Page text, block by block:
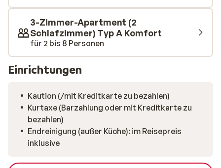
französischen Gerichten, kulinarisch verwöhnen
lassen3-Zimmer-Apartment (2
Schlafzimmer) Typ A Komfort
für 2 bis 8 Personen
Einrichtungen
Kaution (/mit Kreditkarte zu bezahlen)
Kurtaxe (Barzahlung oder mit Kreditkarte zu
bezahlen)
Endreinigung (außer Küche): im Reisepreis
inklusive